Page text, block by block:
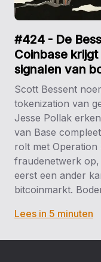
#424 - De
Coinbase
signalen van
Scott Bessent
tokenization van
Jesse Pollak
van Base
rolt met
fraudenetwerk
eerst een ander
bitcoinmarkt.
Lees in 5 minuten